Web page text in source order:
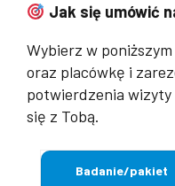
Jak się umówić
Wybierz w
oraz placówkę i
potwierdzenia
się z Tobą.
Badanie/pakiet